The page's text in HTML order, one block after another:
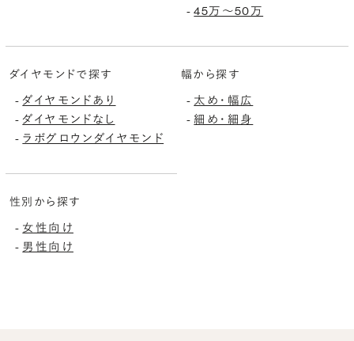
-45万〜50万
ダイヤモンドで探す
-ダイヤモンドあり
-ダイヤモンドなし
- ラボグロウンダイヤモンド
幅から探す
- 太め・幅広
-細め・細身
性別から探す
- 女性向け
- 男性向け